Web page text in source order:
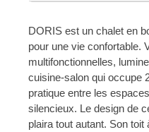
DORIS est un chalet en
pour une vie confortable.
multifonctionnelles,
cuisine-salon qui occupe
pratique entre les
silencieux. Le design de
plaira tout autant. Son